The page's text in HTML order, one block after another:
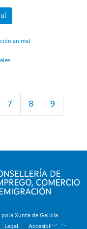
animal
7 8 9
Xunta de Galicia
Legal Accesibilidade